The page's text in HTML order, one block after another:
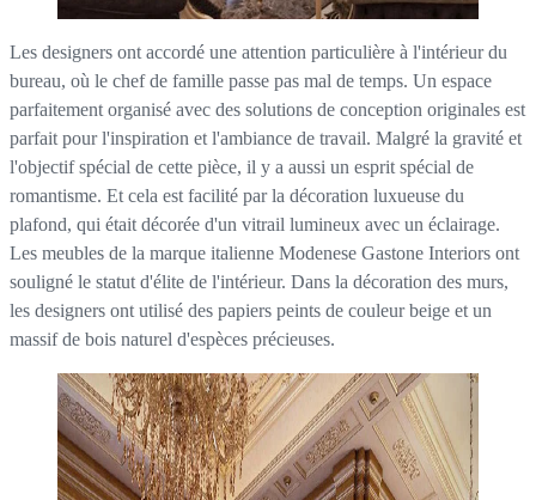
Les designers ont accordé une attention particulière à l'intérieur du
bureau, où le chef de famille passe pas mal de temps. Un espace
parfaitement organisé avec des solutions de conception originales est
parfait pour l'inspiration et l'ambiance de travail. Malgré la gravité et
l'objectif spécial de cette pièce, il y a aussi un esprit spécial de
romantisme. Et cela est facilité par la décoration luxueuse du
plafond, qui était décorée d'un vitrail lumineux avec un éclairage.
Les meubles de la marque italienne Modenese Gastone Interiors ont
souligné le statut d'élite de l'intérieur. Dans la décoration des murs,
les designers ont utilisé des papiers peints de couleur beige et un
massif de bois naturel d'espèces précieuses.